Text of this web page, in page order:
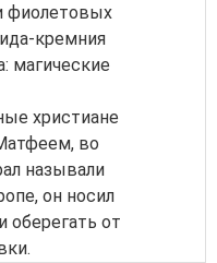
фиолетовых
кремния
магические
христиане
во
называли
он носил
оберегать от